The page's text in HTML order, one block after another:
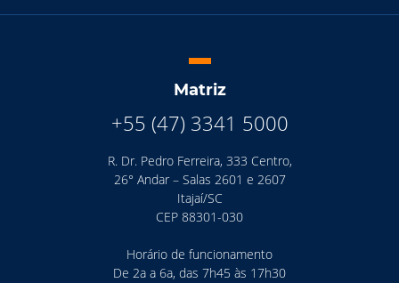
Matriz
+55 (47) 3341 5000
R. Dr. Pedro Ferreira, 333 Centro,
26° Andar – Salas 2601 e 2607
Itajaí/SC
CEP 88301-030
Horário de funcionamento
De 2a a 6a, das 7h45 às 17h30